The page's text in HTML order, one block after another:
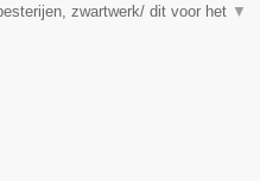
zwartwerk/ dit voor het ▼